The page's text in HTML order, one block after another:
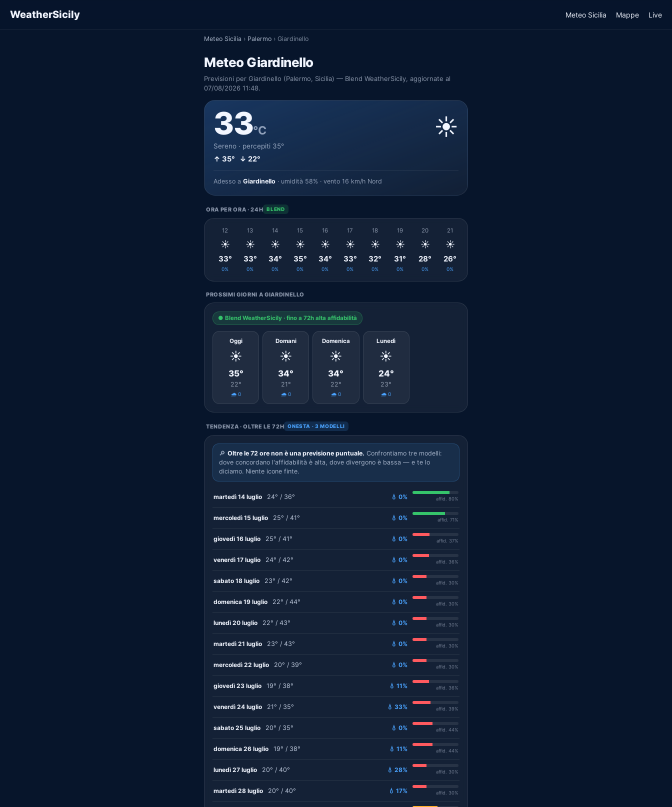
WeatherSicily Meteo Sicilia Mappe Live
Meteo Sicilia › Palermo › Giardinello
Meteo Giardinello
Previsioni per Giardinello (Palermo, Sicilia) — Blend WeatherSicily, aggiornate al
07/08/2026 11:48.
33°C
Sereno · percepiti 35°
↑ 35° ↓ 22°
☀️
Adesso a Giardinello · umidità 58% · vento 16 km/h Nord
ORA PER ORA · 24H BLEND
12
☀️
33°
0%
13
☀️
33°
0%
14
☀️
34°
0%
15
☀️
35°
0%
16
☀️
34°
0%
17
☀️
33°
0%
18
☀️
32°
0%
19
☀️
31°
0%
20
☀️
28°
0%
21
☀️
26°
0%
PROSSIMI GIORNI A GIARDINELLO
● Blend WeatherSicily · fino a 72h alta affidabilità
Oggi
☀️
35°
22°
🌧️ 0
Domani
☀️
34°
21°
🌧️ 0
Domenica
☀️
34°
22°
🌧️ 0
Lunedì
☀️
24°
23°
🌧️ 0
TENDENZA · OLTRE LE 72H ONESTA · 3 MODELLI
🔎 Oltre le 72 ore non è una previsione puntuale. Confrontiamo tre modelli:
dove concordano l'affidabilità è alta, dove divergono è bassa — e te lo
diciamo. Niente icone finte.
martedì 14 luglio 24° / 36° 💧 0% affid. 80%
mercoledì 15 luglio 25° / 41° 💧 0% affid. 71%
giovedì 16 luglio 25° / 41° 💧 0% affid. 37%
venerdì 17 luglio 24° / 42° 💧 0% affid. 36%
sabato 18 luglio 23° / 42° 💧 0% affid. 30%
domenica 19 luglio 22° / 44° 💧 0% affid. 30%
lunedì 20 luglio 22° / 43° 💧 0% affid. 30%
martedì 21 luglio 23° / 43° 💧 0% affid. 30%
mercoledì 22 luglio 20° / 39° 💧 0% affid. 30%
giovedì 23 luglio 19° / 38° 💧 11% affid. 36%
venerdì 24 luglio 21° / 35° 💧 33% affid. 39%
sabato 25 luglio 20° / 35° 💧 0% affid. 44%
domenica 26 luglio 19° / 38° 💧 11% affid. 44%
lunedì 27 luglio 20° / 40° 💧 28% affid. 30%
martedì 28 luglio 20° / 40° 💧 17% affid. 30%